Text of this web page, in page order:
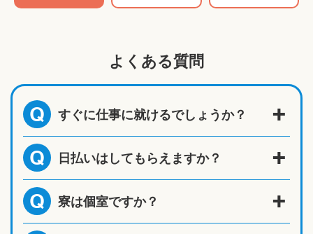
よくある質問
Q すぐに仕事に就けるでしょうか？
Q 日払いはしてもらえますか？
Q 寮は個室ですか？